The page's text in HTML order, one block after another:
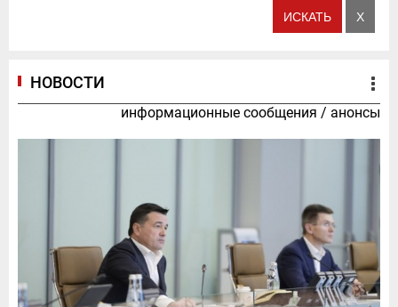
НОВОСТИ
информационные сообщения / анонсы